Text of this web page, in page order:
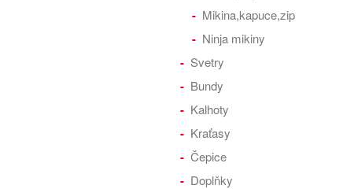
Mikina,kapuce,zip
Ninja mikiny
Svetry
Bundy
Kalhoty
Kraťasy
Čepice
Doplňky